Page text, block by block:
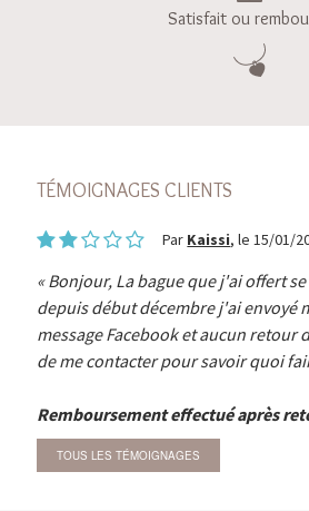
Satisfait ou
TÉMOIGNAGES CLIENTS
Par Kaissi, le 15/01/
Bonjour, La bague que j'ai offert
depuis début décembre j'ai envoyé
message Facebook et aucun retour
de me contacter pour savoir quoi
Remboursement effectué après
TOUS LES TÉMOIGNAGES